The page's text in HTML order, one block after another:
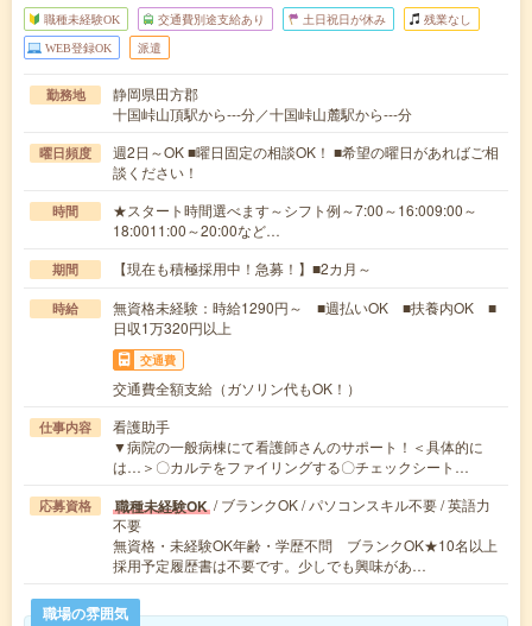
職種未経験OK 交通費別途支給あり 土日祝日が休み 残業なし
WEB登録OK 派遣
勤務地
静岡県田方郡
十国峠山頂駅から---分／十国峠山麓駅から---分
曜日頻度
週2日～OK ■曜日固定の相談OK！ ■希望の曜日があればご相
談ください！
時間
★スタート時間選べます～シフト例～7:00～16:009:00～
18:0011:00～20:00など…
期間 【現在も積極採用中！急募！】■2カ月～
時給
無資格未経験：時給1290円～ ■週払いOK ■扶養内OK ■
日収1万320円以上
交通費
交通費全額支給（ガソリン代もOK！）
仕事内容
看護助手
▼病院の一般病棟にて看護師さんのサポート！＜具体的に
は…＞〇カルテをファイリングする〇チェックシート…
応募資格 職種未経験OK / ブランクOK / パソコンスキル不要 / 英語力
不要
無資格・未経験OK年齢・学歴不問 ブランクOK★10名以上
採用予定履歴書は不要です。少しでも興味があ…
職場の雰囲気